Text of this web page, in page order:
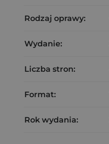
Rodzaj oprawy:
Wydanie:
Liczba stron:
Format:
Rok wydania: